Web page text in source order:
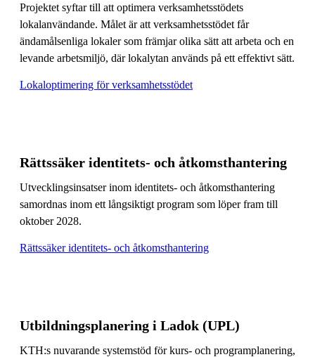
Projektet syftar till att optimera verksamhetsstödets
lokalanvändande. Målet är att verksamhetsstödet får
ändamålsenliga lokaler som främjar olika sätt att arbeta och en
levande arbetsmiljö, där lokalytan används på ett effektivt sätt.
Lokaloptimering för verksamhetsstödet
Rättssäker identitets- och åtkomsthantering
Utvecklingsinsatser inom identitets- och åtkomsthantering
samordnas inom ett långsiktigt program som löper fram till
oktober 2028.
Rättssäker identitets- och åtkomsthantering
Utbildningsplanering i Ladok (UPL)
KTH:s nuvarande systemstöd för kurs- och programplanering,